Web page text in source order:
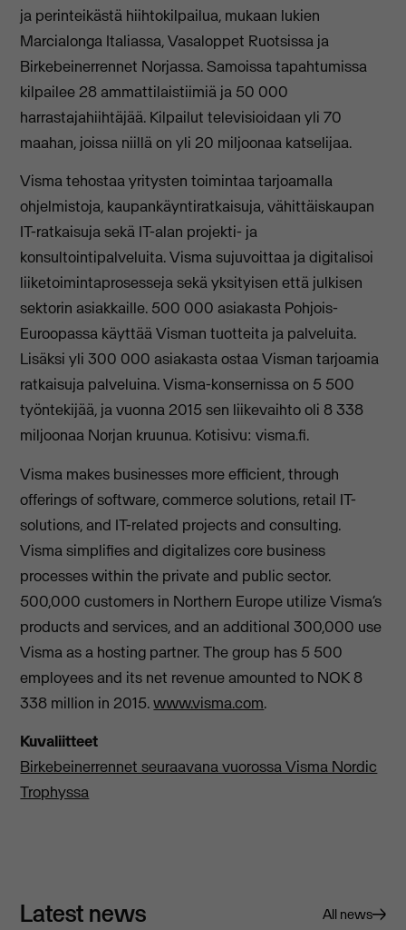
ja perinteikästä hiihtokilpailua, mukaan lukien
Marcialonga Italiassa, Vasaloppet Ruotsissa ja
Birkebeinerrennet Norjassa. Samoissa tapahtumissa
kilpailee 28 ammattilaistiimiä ja 50 000
harrastajahiihtäjää. Kilpailut televisioidaan yli 70
maahan, joissa niillä on yli 20 miljoonaa katselijaa.
Visma tehostaa yritysten toimintaa tarjoamalla
ohjelmistoja, kaupankäyntiratkaisuja, vähittäiskaupan
IT-ratkaisuja sekä IT-alan projekti- ja
konsultointipalveluita. Visma sujuvoittaa ja digitalisoi
liiketoimintaprosesseja sekä yksityisen että julkisen
sektorin asiakkaille. 500 000 asiakasta Pohjois-
Euroopassa käyttää Visman tuotteita ja palveluita.
Lisäksi yli 300 000 asiakasta ostaa Visman tarjoamia
ratkaisuja palveluina. Visma-konsernissa on 5 500
työntekijää, ja vuonna 2015 sen liikevaihto oli 8 338
miljoonaa Norjan kruunua. Kotisivu: visma.fi.
Visma makes businesses more efficient, through
offerings of software, commerce solutions, retail IT-
solutions, and IT-related projects and consulting.
Visma simplifies and digitalizes core business
processes within the private and public sector.
500,000 customers in Northern Europe utilize Visma’s
products and services, and an additional 300,000 use
Visma as a hosting partner. The group has 5 500
employees and its net revenue amounted to NOK 8
338 million in 2015.www.visma.com.
Kuvaliitteet
Birkebeinerrennet seuraavana vuorossa Visma Nordic
Trophyssa
Latest news All news